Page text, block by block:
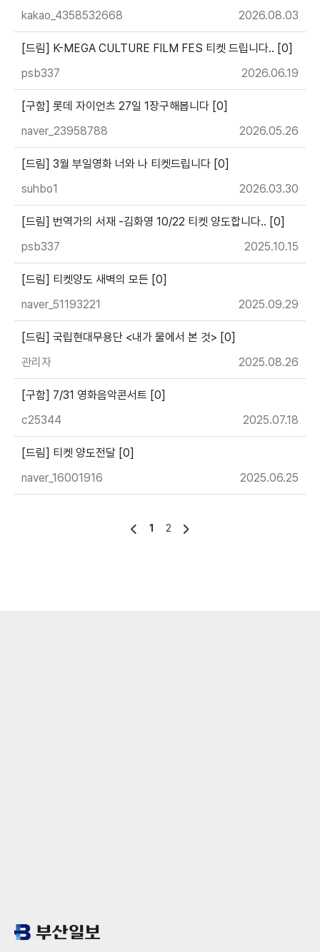
kakao_4358532668
2026.08.03
[드림] K-MEGA CULTURE FILM FES 티켓 드립니다.. [0]
psb337
2026.06.19
[구함] 롯데 자이언츠 27일 1장구해봅니다 [0]
naver_23958788
2026.05.26
[드림] 3월 부일영화 너와 나 티켓드립니다 [0]
suhbo1
2026.03.30
[드림] 번역가의 서재 -김화영 10/22 티켓 양도합니다.. [0]
psb337
2025.10.15
[드림] 티켓양도 새벽의 모든 [0]
naver_51193221
2025.09.29
[드림] 국립현대무용단 <내가 물에서 본 것> [0]
관리자
2025.08.26
[구함] 7/31 영화음악콘서트 [0]
c25344
2025.07.18
[드림] 티켓 양도전달 [0]
naver_16001916
2025.06.25
1 2